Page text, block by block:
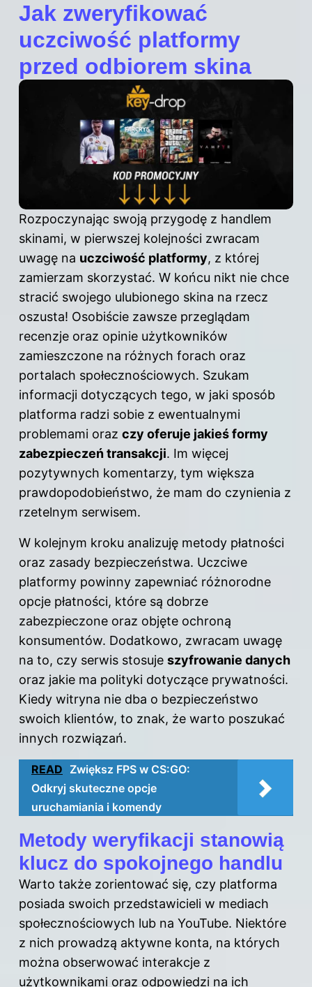
Jak zweryfikować
uczciwość platformy
przed odbiorem skina
Rozpoczynając swoją przygodę z handlem
skinami, w pierwszej kolejności zwracam
uwagę na uczciwość platformy, z której
zamierzam skorzystać. W końcu nikt nie chce
stracić swojego ulubionego skina na rzecz
oszusta! Osobiście zawsze przeglądam
recenzje oraz opinie użytkowników
zamieszczone na różnych forach oraz
portalach społecznościowych. Szukam
informacji dotyczących tego, w jaki sposób
platforma radzi sobie z ewentualnymi
problemami oraz czy oferuje jakieś formy
zabezpieczeń transakcji. Im więcej
pozytywnych komentarzy, tym większa
prawdopodobieństwo, że mam do czynienia z
rzetelnym serwisem.
W kolejnym kroku analizuję metody płatności
oraz zasady bezpieczeństwa. Uczciwe
platformy powinny zapewniać różnorodne
opcje płatności, które są dobrze
zabezpieczone oraz objęte ochroną
konsumentów. Dodatkowo, zwracam uwagę
na to, czy serwis stosuje szyfrowanie danych
oraz jakie ma polityki dotyczące prywatności.
Kiedy witryna nie dba o bezpieczeństwo
swoich klientów, to znak, że warto poszukać
innych rozwiązań.
READ Zwiększ FPS w CS:GO:
Odkryj skuteczne opcje
uruchamiania i komendy
Metody weryfikacji stanowią
klucz do spokojnego handlu
Warto także zorientować się, czy platforma
posiada swoich przedstawicieli w mediach
społecznościowych lub na YouTube. Niektóre
z nich prowadzą aktywne konta, na których
można obserwować interakcje z
użytkownikami oraz odpowiedzi na ich